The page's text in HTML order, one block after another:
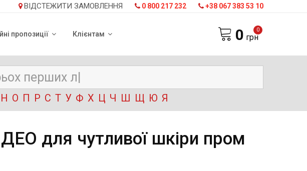
ВІДСТЕЖИТИ ЗАМОВЛЕННЯ 0 800 217 232 +38 067 383 53 10
пропозиції Клієнтам
0
0 грн
Н О П Р С Т У Ф Х Ц Ч Ш Щ Ю Я
для чутливої шкіри пром